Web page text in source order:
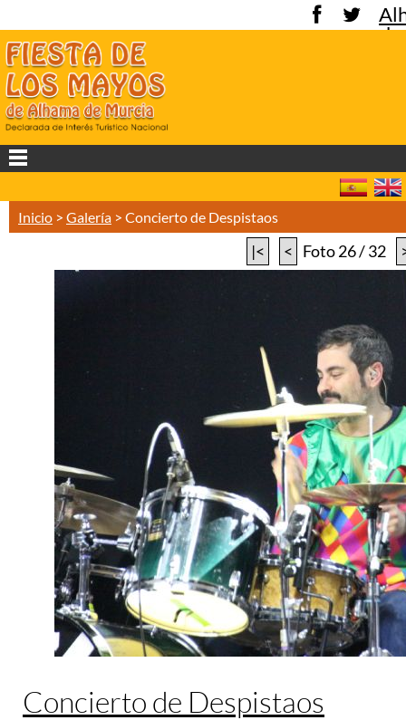
de
Inicio > Galería > Concierto de Despistaos
|< < Foto 26 / 32
Concierto de Despistaos